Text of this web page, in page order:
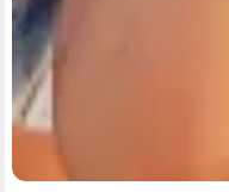
Der Umgang mit